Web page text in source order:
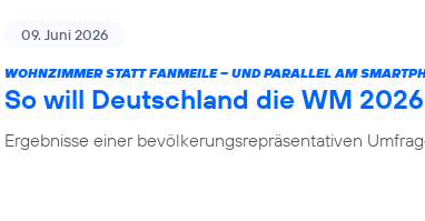
09. Juni 2026
WOHNZIMMER STATT FANMEILE – UND PARALLEL AM
So will Deutschland die WM
Ergebnisse einer bevölkerungsrepräsentativen